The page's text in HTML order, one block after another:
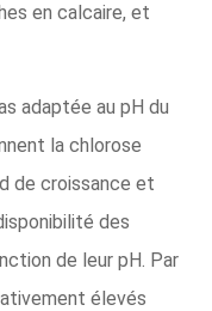
en calcaire, et
adaptée au pH du
la chlorose
de croissance et
des
de leur pH. Par
élevés